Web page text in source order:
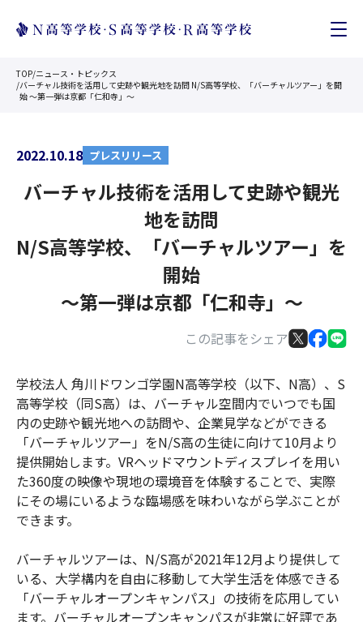
TOP/ニュース・トピックス
/バーチャル技術を活用して史跡や観光地を訪問 N/S高等学校、「バーチャルツアー」を開
始 ～第一弾は京都「仁和寺」～
2022.10.18 プレスリリース
この記事をシェア
バーチャル技術を活用して史跡や観光
地を訪問
N/S高等学校、「バーチャルツアー」を
開始
～第一弾は京都「仁和寺」～
学校法人 角川ドワンゴ学園N高等学校（以下、N高）、S
高等学校（同S高）は、バーチャル空間内でいつでも国
内の史跡や観光地への訪問や、企業見学などができる
「バーチャルツアー」をN/S高の生徒に向けて10月より
提供開始します。VRヘッドマウントディスプレイを用い
た360度の映像や現地の環境音を体験することで、実際
にその場にいるような臨場感を味わいながら学ぶことが
できます。
バーチャルツアーは、N/S高が2021年12月より提供して
いる、大学構内を自由に移動して大学生活を体感できる
「バーチャルオープンキャンパス」の技術を応用してい
ます。バーチャルオープンキャンパスが非常に好評であ